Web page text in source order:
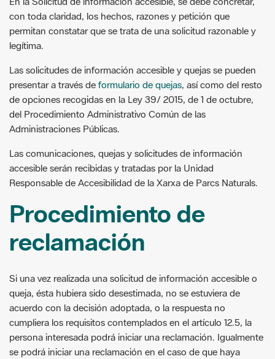
con toda claridad, los hechos, razones y petición que
permitan constatar que se trata de una solicitud razonable y
legítima.
Las solicitudes de información accesible y quejas se pueden
presentar a través de formulario de quejas, así como del resto
de opciones recogidas en la Ley 39/ 2015, de 1 de octubre,
del Procedimiento Administrativo Común de las
Administraciones Públicas.
Las comunicaciones, quejas y solicitudes de información
accesible serán recibidas y tratadas por la Unidad
Responsable de Accesibilidad de la Xarxa de Parcs Naturals.
Procedimiento de
reclamación
Si una vez realizada una solicitud de información accesible o
queja, ésta hubiera sido desestimada, no se estuviera de
acuerdo con la decisión adoptada, o la respuesta no
cumpliera los requisitos contemplados en el artículo 12.5, la
persona interesada podrá iniciar una reclamación. Igualmente
se podrá iniciar una reclamación en el caso de que haya